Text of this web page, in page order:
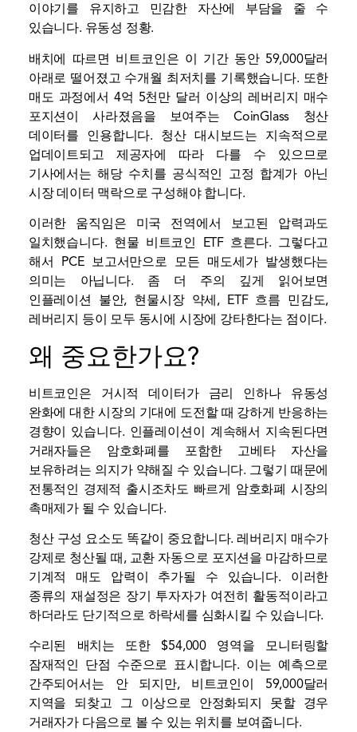
이야기를 유지하고 민감한 자산에 부담을 줄 수
있습니다. 유동성 정황.
배치에 따르면 비트코인은 이 기간 동안 59,000달러
아래로 떨어졌고 수개월 최저치를 기록했습니다. 또한
매도 과정에서 4억 5천만 달러 이상의 레버리지 매수
포지션이 사라졌음을 보여주는 CoinGlass 청산
데이터를 인용합니다. 청산 대시보드는 지속적으로
업데이트되고 제공자에 따라 다를 수 있으므로
기사에서는 해당 수치를 공식적인 고정 합계가 아닌
시장 데이터 맥락으로 구성해야 합니다.
이러한 움직임은 미국 전역에서 보고된 압력과도
일치했습니다. 현물 비트코인 ​​ETF흐른다. 그렇다고
해서 PCE 보고서만으로 모든 매도세가 발생했다는
의미는 아닙니다. 좀 더 주의 깊게 읽어보면
인플레이션 불안, 현물시장 약세, ETF 흐름 민감도,
레버리지 등이 모두 동시에 시장에 강타한다는 점이다.
왜 중요한가요?
비트코인은 거시적 데이터가 금리 인하나 유동성
완화에 대한 시장의 기대에 도전할 때 강하게 반응하는
경향이 있습니다. 인플레이션이 계속해서 지속된다면
거래자들은 암호화폐를 포함한 고베타 자산을
보유하려는 의지가 약해질 수 있습니다. 그렇기 때문에
전통적인 경제적 출시조차도 빠르게 암호화폐 시장의
촉매제가 될 수 있습니다.
청산 구성 요소도 똑같이 중요합니다. 레버리지 매수가
강제로 청산될 때, 교환 자동으로 포지션을 마감하므로
기계적 매도 압력이 추가될 수 있습니다. 이러한
종류의 재설정은 장기 투자자가 여전히 활동적이라고
하더라도 단기적으로 하락세를 심화시킬 수 있습니다.
수리된 배치는 또한 $54,000 영역을 모니터링할
잠재적인 단점 수준으로 표시합니다. 이는 예측으로
간주되어서는 안 되지만, 비트코인이 59,000달러
지역을 되찾고 그 이상으로 안정화되지 못할 경우
거래자가 다음으로 볼 수 있는 위치를 보여줍니다.